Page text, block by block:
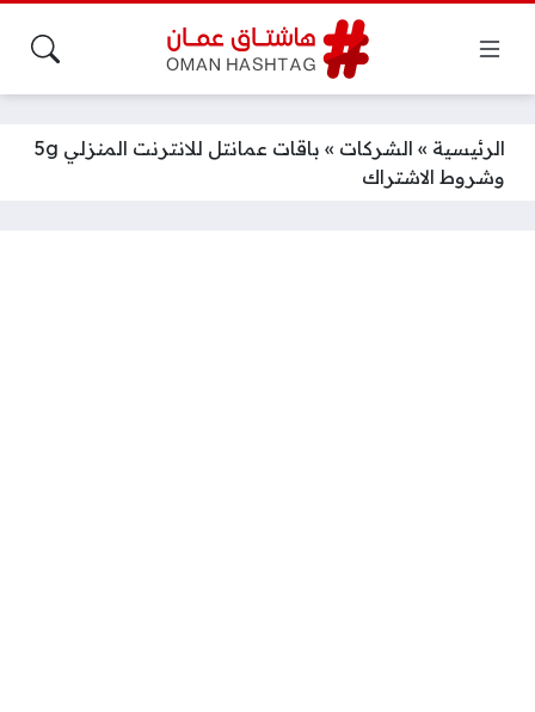
الرئيسية » الشركات »
باقات عمانتل للانترنت المنزلي 5g
وشروط الاشتراك